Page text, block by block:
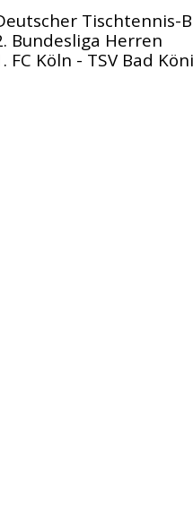
Tischtennis-
Bundesliga Herren
FC Köln - TSV Bad